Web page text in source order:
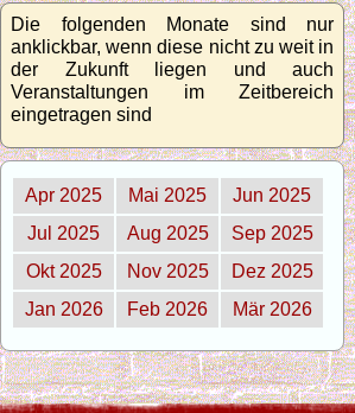
Die folgenden Monate sind nur
anklickbar, wenn diese nicht zu weit in
der Zukunft liegen und auch
Veranstaltungen im Zeitbereich
eingetragen sind
Apr 2025 Mai 2025
Jun 2025
Jul 2025
Aug 2025
Sep 2025
Okt 2025
Nov 2025
Dez 2025
Jan 2026
Feb 2026 Mär 2026